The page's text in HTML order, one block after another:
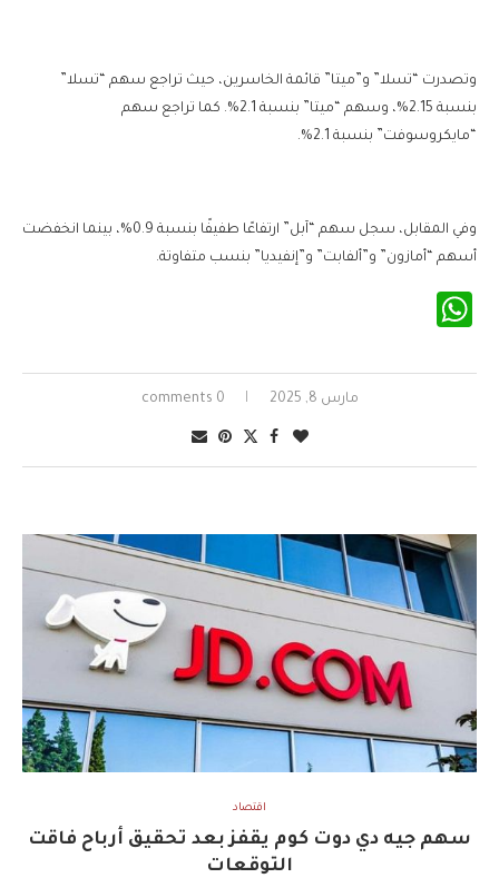
وتصدرت “تسلا” و”ميتا” قائمة الخاسرين، حيث تراجع سهم “تسلا”
بنسبة 2.15%، وسهم “ميتا” بنسبة 2.1%. كما تراجع سهم
“مايكروسوفت” بنسبة 2.1%.
وفي المقابل، سجل سهم “آبل” ارتفاعًا طفيفًا بنسبة 0.9%، بينما انخفضت
أسهم “أمازون” و”ألفابت” و”إنفيديا” بنسب متفاوتة.
مارس 8, 2025 0 comments
اقتصاد
سهم جيه دي دوت كوم يقفز بعد تحقيق أرباح فاقت
التوقعات